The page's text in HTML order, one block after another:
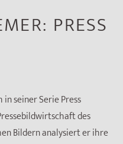
PRESS
seiner Serie Press
des
Bildern analysiert er ihre